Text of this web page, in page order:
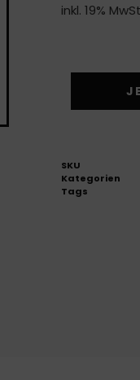
inkl. 19%
SKU
Kategorien
Tags